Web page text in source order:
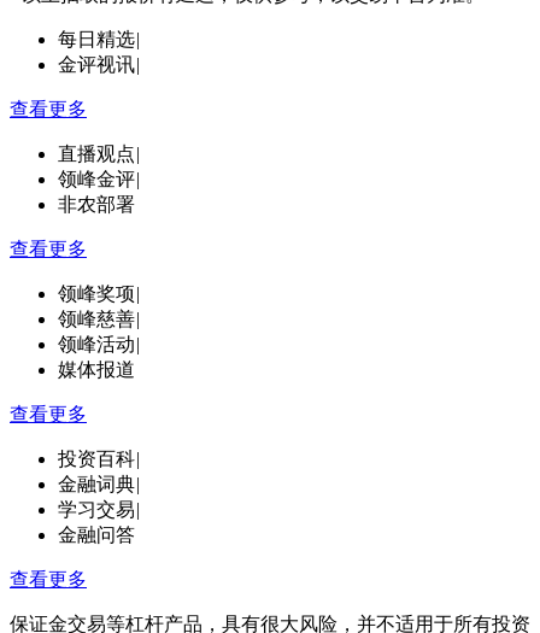
每日精选|
金评视讯|
查看更多
直播观点|
领峰金评|
非农部署
查看更多
领峰奖项|
领峰慈善|
领峰活动|
媒体报道
查看更多
投资百科|
金融词典|
学习交易|
金融问答
查看更多
保证金交易等杠杆产品，具有很大风险，并不适用于所有投资